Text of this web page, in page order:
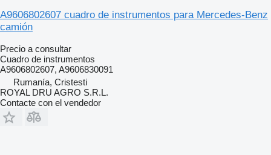
A9606802607 cuadro de instrumentos para Mercedes-Benz
camión
Precio a consultar
Cuadro de instrumentos
A9606802607, A9606830091
Rumanía, Cristesti
ROYAL DRU AGRO S.R.L.
Contacte con el vendedor